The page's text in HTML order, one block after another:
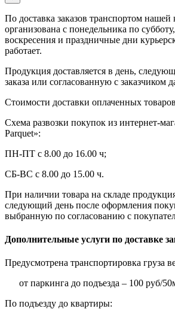
По доставка заказов транспортом
организована с понедельника по
воскресения и праздничные дни
работает.
Продукция доставляется в день,
заказа или согласованную с заказчиком
Стоимости доставки оплаченных
Схема развозки покупок из интернет-
Parquet»:
ПН-ПТ с 8.00 до 16.00 ч;
СБ-ВС с 8.00 до 15.00 ч.
При наличии товара на складе
следующий день после оформления
выбранную по согласованию с
Дополнительные услуги по доставке
Предусмотрена транспортировка груза
от паркинга до подъезда – 100 руб/
По подъезду до квартиры: